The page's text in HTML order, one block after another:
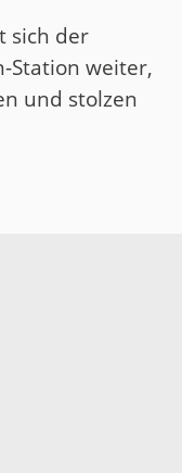
sich der
Station weiter,
und stolzen